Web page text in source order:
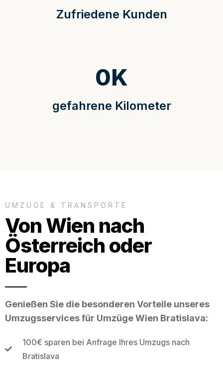
Zufriedene Kunden
gefahrene Kilometer
0K
UMZÜGE & TRANSPORTE
Von Wien nach
Österreich oder
Europa
Genießen Sie die besonderen Vorteile unseres
Umzugsservices für Umzüge Wien Bratislava:
100€ sparen bei Anfrage Ihres Umzugs nach
Bratislava